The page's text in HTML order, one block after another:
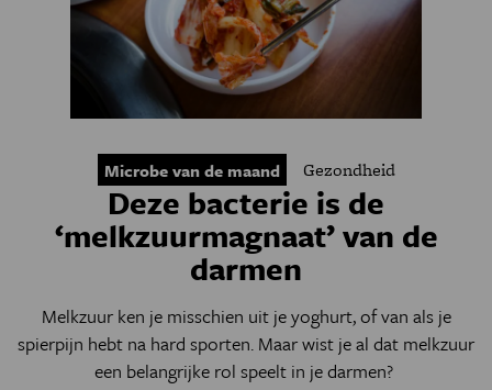
Microbe van de maand Gezondheid
Deze bacterie is de
‘melkzuurmagnaat’ van de
darmen
Melkzuur ken je misschien uit je yoghurt, of van als je
spierpijn hebt na hard sporten. Maar wist je al dat melkzuur
een belangrijke rol speelt in je darmen?